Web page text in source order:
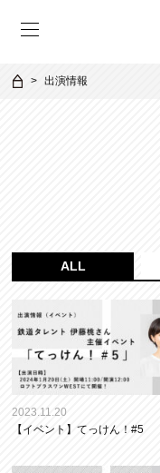
出演情報
ALL
2023.11.20
【イベント】てっけん！#5